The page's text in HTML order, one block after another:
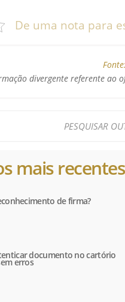
De uma nota para
Fonte:
divergente referente ao
mais recentes
de firma?
documento no cartório
erros